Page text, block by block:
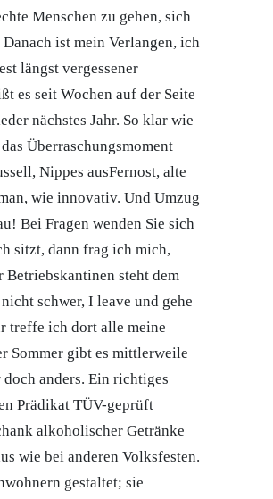
Menschen zu gehen, sich
ist mein Verlangen, ich
längst vergessener
es seit Wochen auf der Seite
nächstes Jahr. So klar wie
Überraschungsmoment
Nippes ausFernost, alte
wie innovativ. Und Umzug
Bei Fragen wenden Sie sich
sitzt, dann frag ich mich,
Betriebskantinen steht dem
schwer, I leave und gehe
treffe ich dort alle meine
Sommer gibt es mittlerweile
anders. Ein richtiges
Prädikat TÜV-geprüft
alkoholischer Getränke
wie bei anderen Volksfesten.
gestaltet; sie